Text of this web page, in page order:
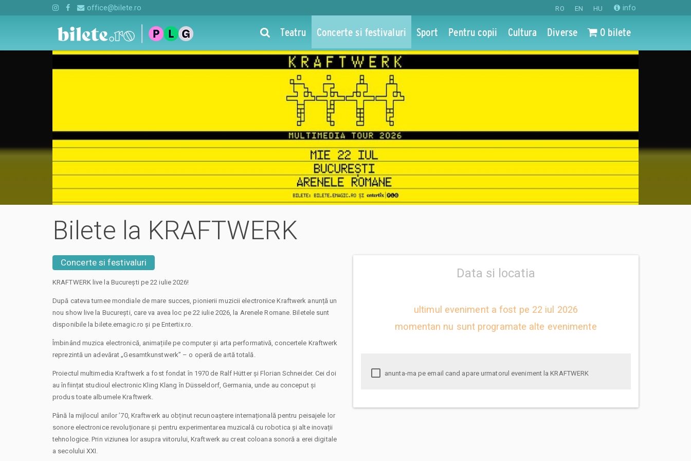
RO EN HU info
office@bilete.ro
Teatru Concerte si festivaluri Sport Pentru copii Cultura Diverse 0 bilete
Bilete la KRAFTWERK
Concerte si festivaluri
Data si locatia
ultimul eveniment a fost pe 22 iul 2026
momentan nu sunt programate alte evenimente
anunta-ma pe email cand apare urmatorul eveniment la KRAFTWERK
KRAFTWERK live la București pe 22 iulie 2026!
După cateva turnee mondiale de mare succes, pionierii muzicii electronice Kraftwerk anunță un
nou show live la București, care va avea loc pe 22 iulie 2026, la Arenele Romane. Biletele sunt
disponibile la bilete.emagic.ro și pe Entertix.ro.
Îmbinând muzica electronică, animațiile pe computer și arta performativă, concertele Kraftwerk
reprezintă un adevărat „Gesamtkunstwerk” – o operă de artă totală.
Proiectul multimedia Kraftwerk a fost fondat în 1970 de Ralf Hütter și Florian Schneider. Cei doi
au înființat studioul electronic Kling Klang în Düsseldorf, Germania, unde au conceput și
produs toate albumele Kraftwerk.
Până la mijlocul anilor ’70, Kraftwerk au obținut recunoaștere internațională pentru peisajele lor
sonore electronice revoluționare și pentru experimentarea muzicală cu robotica și alte inovații
tehnologice. Prin viziunea lor asupra viitorului, Kraftwerk au creat coloana sonoră a erei digitale
a secolului XXI.